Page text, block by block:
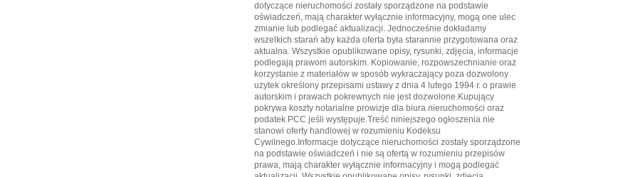
dotyczące nieruchomości zostały sporządzone na podstawie
oświadczeń, mają charakter wyłącznie informacyjny, mogą one ulec
zmianie lub podlegać aktualizacji. Jednocześnie dokładamy
wszelkich starań aby każda oferta była starannie przygotowana oraz
aktualna. Wszystkie opublikowane opisy, rysunki, zdjęcia, informacje
podlegają prawom autorskim. Kopiowanie, rozpowszechnianie oraz
korzystanie z materiałów w sposób wykraczający poza dozwolony
użytek określony przepisami ustawy z dnia 4 lutego 1994 r. o prawie
autorskim i prawach pokrewnych nie jest dozwolone.Kupujący
pokrywa koszty notarialne prowizje dla biura nieruchomości oraz
podatek PCC jeśli występuje.Treść niniejszego ogłoszenia nie
stanowi oferty handlowej w rozumieniu Kodeksu
Cywilnego.Informacje dotyczące nieruchomości zostały sporządzone
na podstawie oświadczeń i nie są ofertą w rozumieniu przepisów
prawa, mają charakter wyłącznie informacyjny i mogą podlegać